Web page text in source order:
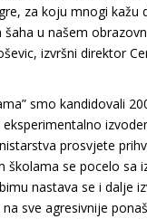
za koju mnogi
u našem
izvršni direktor
smo kandidovali
prosvjete
školama se pocelo sa
nastava se i dalje
sve agresivnije